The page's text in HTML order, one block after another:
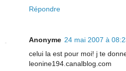
Répondre
Anonyme 24 mai 2007 à
celui la est pour moi! j te
leonine194.canalblog.com